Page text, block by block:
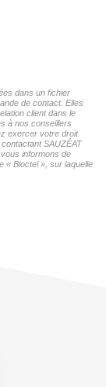
dans un fichier
de contact. Elles
client dans le
à nos conseillers
exercer votre droit
SAUZÉAT
informons de
« Bloctel », sur laquelle